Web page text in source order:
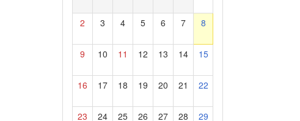
2 3 4 5 6 7 8
9 10 11 12 13 14 15
16 17 18 19 20 21 22
23 24 25 26 27 28 29